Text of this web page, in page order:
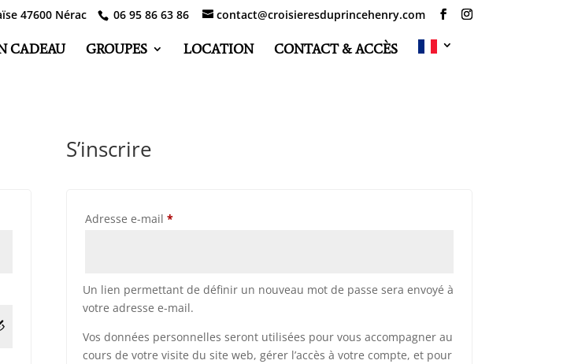
47600 Nérac 06 95 86 63 86 contact@croisieresduprincehenry.com
CADEAU GROUPES LOCATION CONTACT & ACCÈS
S’inscrire
Adresse e-mail *Obligatoire
Un lien permettant de définir un nouveau mot de passe sera envoyé à
votre adresse e-mail.
Vos données personnelles seront utilisées pour vous accompagner au
cours de votre visite du site web, gérer l’accès à votre compte, et pour